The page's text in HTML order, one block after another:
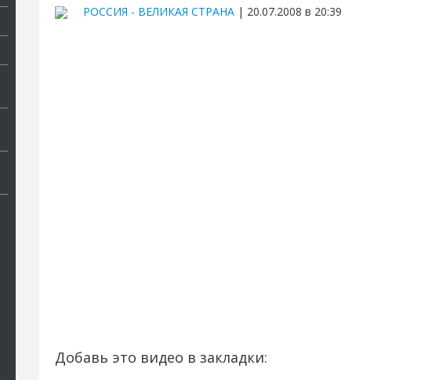
РОССИЯ - ВЕЛИКАЯ СТРАНА | 20.07.2008 в 20:39
Добавь это видео в закладки: